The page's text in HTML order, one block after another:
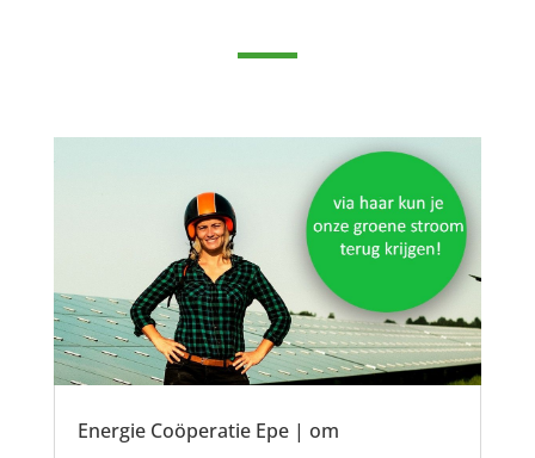
Energie Coöperatie Epe | om